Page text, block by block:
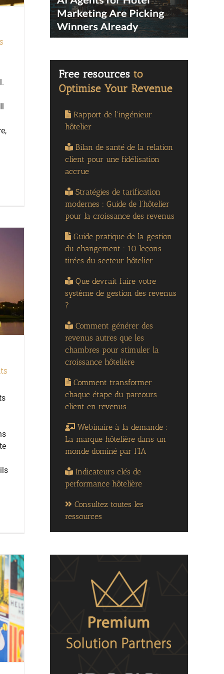
Rapport de l'ingénieur
hôtelier
Bilan de santé de la relation
client pour une fidélisation
accrue
Stratégies de tarification
modernes : Guide de l'hôtelier
pour la croissance des revenus
Guide pratique de la gestion
du changement : 10 leçons
tirées du secteur hôtelier
Que devrait faire votre
système de gestion des revenus
?
Comment générer des
revenus autres que les
chambres pour stimuler la
croissance hôtelière
Comment transformer
chaque étape du parcours
client en revenus
Webinaire à la demande :
La marque hôtelière dans un
monde dominé par l’IA
Indicateurs clés de
performance hôtelière
Consultez toutes les
ressources